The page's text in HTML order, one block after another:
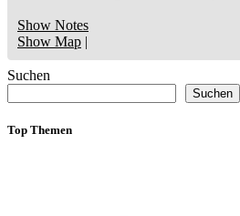
Show Notes
Show Map |
Suchen
Suchen
Top Themen